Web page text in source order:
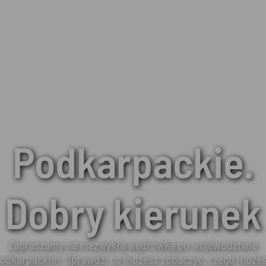
Podkarpackie.
Dobry kierunek
Zapraszamy na niezwykłą wędrówkę po województwie
Sprawdź, co możesz zobaczyć, czego